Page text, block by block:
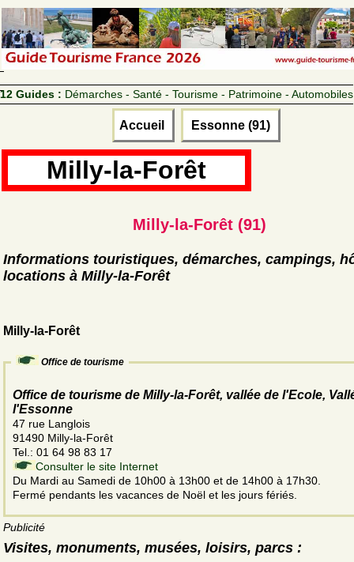
12 Guides : Démarches - Santé - Tourisme - Patrimoine - Automobiles
Accueil Essonne (91)
Milly-la-Forêt
Milly-la-Forêt (91)
Informations touristiques, démarches, campings,
locations à Milly-la-Forêt
Milly-la-Forêt
Office de tourisme
Office de tourisme de Milly-la-Forêt, vallée de l'Ecole,
l'Essonne
47 rue Langlois
91490 Milly-la-Forêt
Tel.: 01 64 98 83 17
Consulter le site Internet
Du Mardi au Samedi de 10h00 à 13h00 et de 14h00 à 17h30.
Fermé pendants les vacances de Noël et les jours fériés.
Publicité
Visites, monuments, musées, loisirs, parcs :